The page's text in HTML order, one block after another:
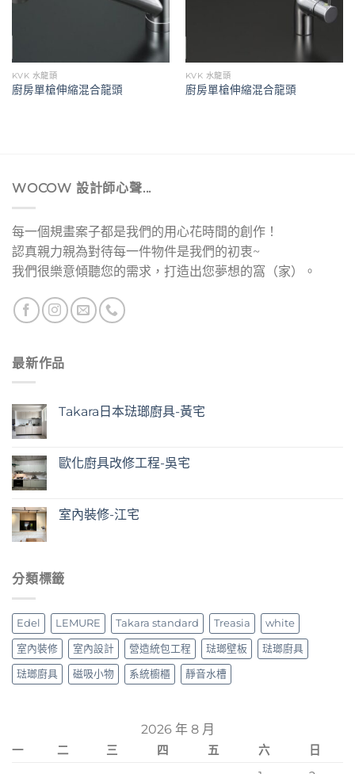
KVK 水龍頭
廚房單槍伸縮混合龍頭
KVK 水龍頭
廚房單槍伸縮混合龍頭
WOCOW 設計師心聲...
每一個規畫案子都是我們的用心花時間的創作！
認真親力親為對待每一件物件是我們的初衷~
我們很樂意傾聽您的需求，打造出您夢想的窩（家）。
最新作品
Takara日本琺瑯廚具-黃宅
歐化廚具改修工程-吳宅
室內裝修-江宅
分類標籤
Edel LEMURE Takara standard Treasia white
室內裝修 室內設計 營造統包工程 琺瑯壁板 琺瑯廚具
琺瑯廚具 磁吸小物 系統櫥櫃 靜音水槽
2026 年 8 月
一 二 三 四 五 六
日